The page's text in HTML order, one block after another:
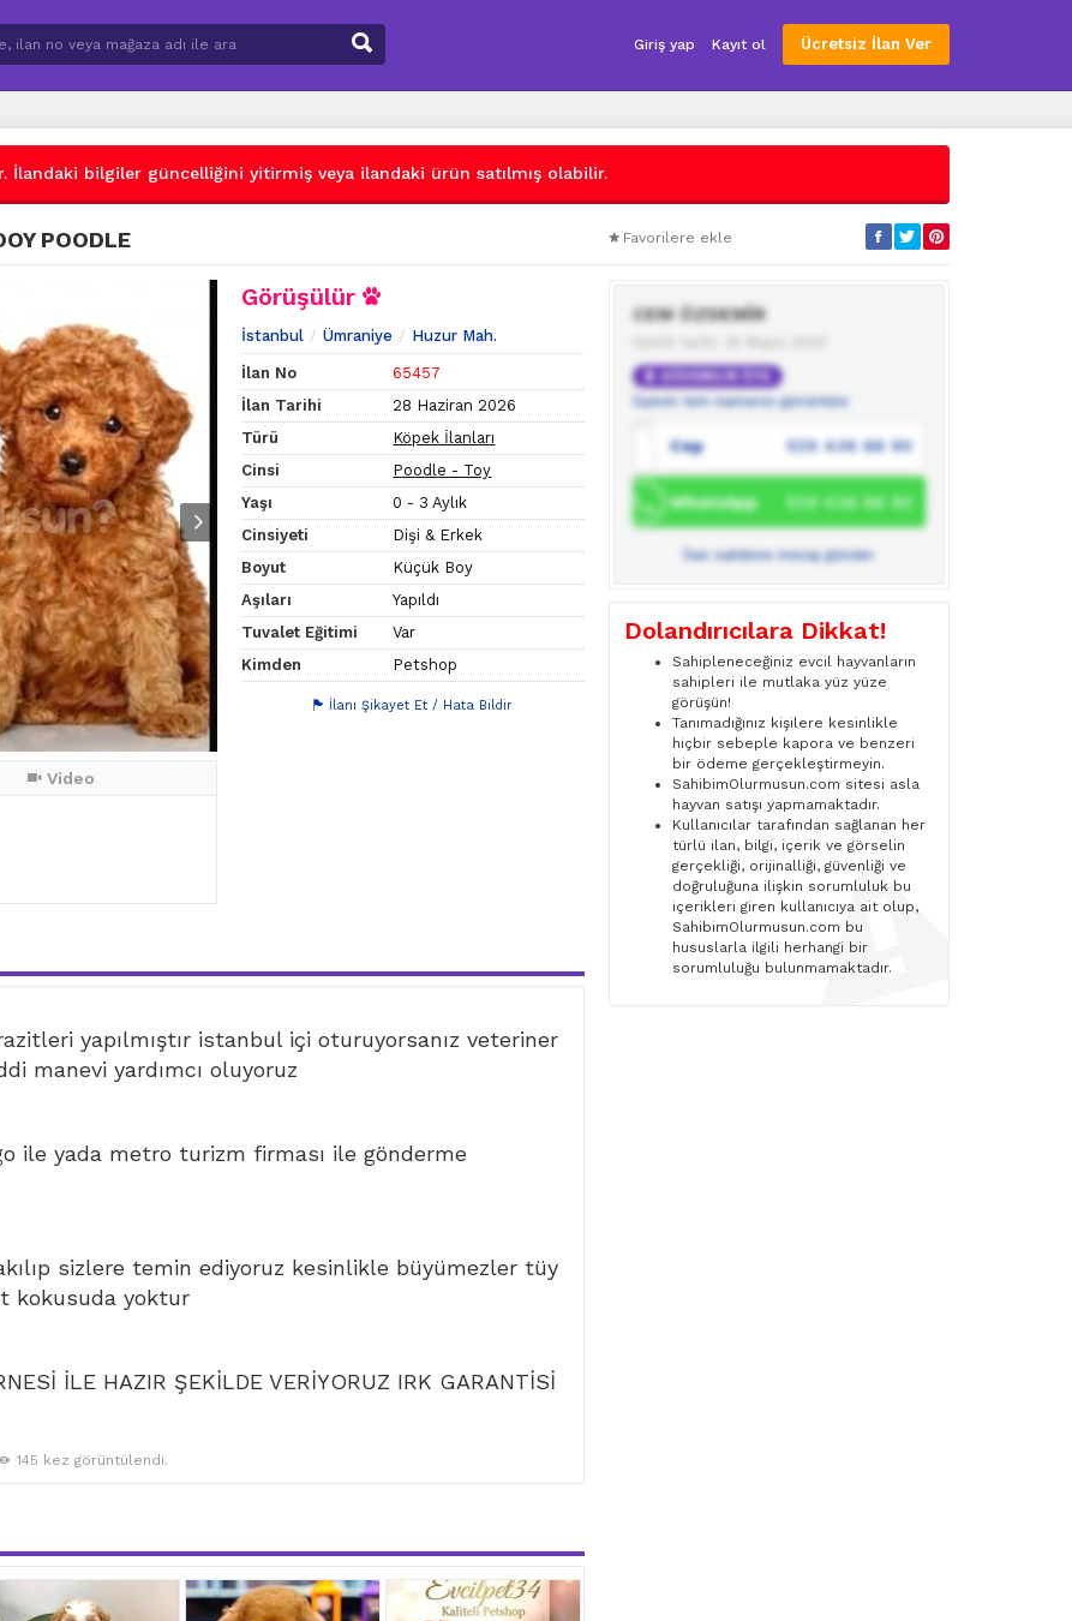
Giriş yap Kayıt ol Ücretsiz İlan Ver
İlandaki bilgiler güncelliğini yitirmiş veya ilandaki ürün satılmış olabilir.
POODLE Favorilere ekle
Video
Görüşülür
İstanbul Ümraniye Huzur Mah.
İlan No
65457
İlan Tarihi
28 Haziran 2026
Türü
Köpek İlanları
Cinsi
Poodle - Toy
Yaşı
0 - 3 Aylık
Cinsiyeti
Dişi & Erkek
Boyut
Küçük Boy
Aşıları
Yapıldı
Tuvalet Eğitimi
Var
Kimden
Petshop
İlanı Şikayet Et / Hata Bildir
yapılmıştır istanbul içi oturuyorsanız veteriner
manevi yardımcı oluyoruz
ile yada metro turizm firması ile gönderme
sizlere temin ediyoruz kesinlikle büyümezler tüy
kokusuda yoktur
İLE HAZIR ŞEKİLDE VERİYORUZ IRK GARANTİSİ
145 kez görüntülendi.
CEM ÖZDEMİR
GÜVENİLİR ÜYE
Üyenin tüm ilanlarını görüntüle
Cep 539 436 88 90
WhatsApp 539 436 88 90
İlan sahibine mesaj gönder
Dolandırıcılara Dikkat!
Sahipleneceğiniz evcil hayvanların
sahipleri ile mutlaka yüz yüze
görüşün!
Tanımadığınız kişilere kesinlikle
hiçbir sebeple kapora ve benzeri
bir ödeme gerçekleştirmeyin.
SahibimOlurmusun.com sitesi asla
hayvan satışı yapmamaktadır.
Kullanıcılar tarafından sağlanan her
türlü ilan, bilgi, içerik ve görselin
gerçekliği, orijinalliği, güvenliği ve
doğruluğuna ilişkin sorumluluk bu
içerikleri giren kullanıcıya ait olup,
SahibimOlurmusun.com bu
hususlarla ilgili herhangi bir
sorumluluğu bulunmamaktadır.